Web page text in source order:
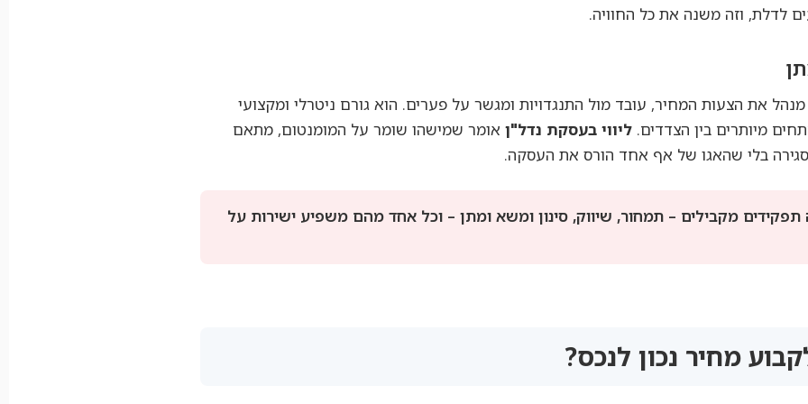
לדלת, וזה משנה את כל החוויה.
את הצעות המחיר, עובד מול התנגדויות ומגשר על פערים. הוא גורם ניטרלי ומקצועי
מיותרים בין הצדדים. ליווי בעסקת נדל"ן אומר שמישהו שומר על המומנטום, מתאם
בלי שהאגו של אף אחד הורס את העסקה.
מקבילים – תמחור, שיווק, סינון ומשא ומתן – וכל אחד מהם משפיע ישירות על
מחיר נכון לנכס?